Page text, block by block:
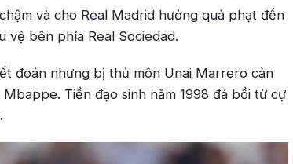
và cho Real Madrid hưởng quả phạt đền
vệ bên phía Real Sociedad.
đoán nhưng bị thủ môn Unai Marrero cản
Tiền đạo sinh năm 1998 đá bồi từ cự